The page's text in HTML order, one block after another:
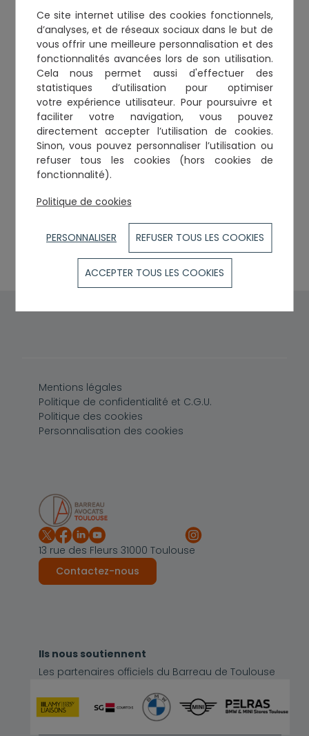
Ce site internet utilise des cookies fonctionnels,
d’analyses, et de réseaux sociauxdans le but de
vous offrir une meilleure personnalisation et des
fonctionnalités avancées lors de son utilisation.
Cela nous permet aussi d'effectuerdes
statistiques d’utilisationpour optimiser
votre expérience utilisateur. Pour poursuivre et
faciliter votre navigation, vous pouvez
directement accepter l’utilisation de cookies.
Sinon, vous pouvez personnaliser l’utilisation ou
refuser tous les cookies (hors cookies de
fonctionnalité).
Politique de cookies
PERSONNALISER REFUSER TOUS LES COOKIES
ACCEPTER TOUS LES COOKIES
Informations complémentaires
Année de Serment :
2013
Toque : 401
Cabinets et établissements
2, rue d'Auriol
Tél. :0663135704
r.fonkoue@mobilis-avocats.fr
13 rue des Fleurs 31000 Toulouse
Contactez-nous
Ils nous soutiennent
Les partenaires officiels du Barreau de Toulouse
Pied de page
Mentions légales
Politique de confidentialité et C.G.U.
Politique des cookies
Personnalisation des cookies